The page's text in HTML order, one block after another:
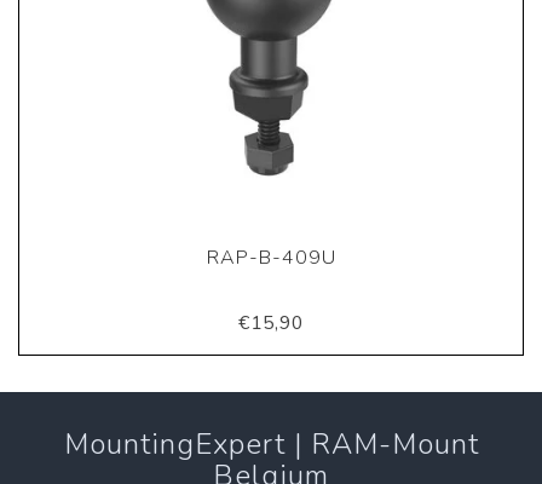
RAP-B-409U
€15,90
MountingExpert | RAM-Mount
Belgium